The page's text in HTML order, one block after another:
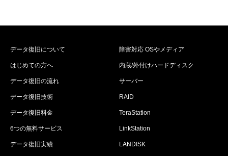
データ復旧について
はじめての方へ
データ復旧の流れ
データ復旧技術
データ復旧料金
6つの無料サービス
データ復旧実績
障害対応 OSやメディア
内蔵/外付けハードディスク
サーバー
RAID
TeraStation
LinkStation
LANDISK